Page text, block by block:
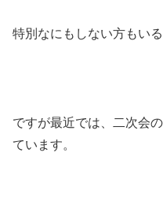
特別なにもしない方もいる
ですが最近では、二次会
ています。